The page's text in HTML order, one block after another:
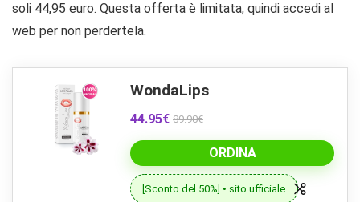
soli 44,95 euro. Questa offerta è limitata, quindi accedi al
web per non perdertela.
WondaLips
44.95€ 89.90€
ORDINA
[Sconto del 50%] • sito ufficiale